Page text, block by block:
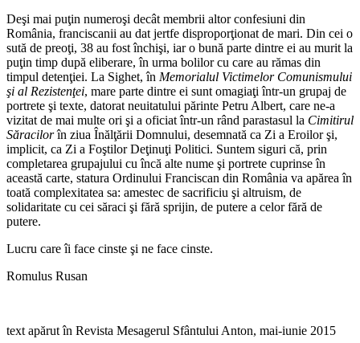
Deşi mai puţin numeroşi decât membrii altor confesiuni din
România, franciscanii au dat jertfe disproporţionat de mari. Din cei o
sută de preoţi, 38 au fost închişi, iar o bună parte dintre ei au murit la
puţin timp după eliberare, în urma bolilor cu care au rămas din
timpul detenţiei. La Sighet, în Memorialul Victimelor Comunismului
şi al Rezistenţei, mare parte dintre ei sunt omagiaţi într-un grupaj de
portrete şi texte, datorat neuitatului părinte Petru Albert, care ne-a
vizitat de mai multe ori şi a oficiat într-un rând parastasul la Cimitirul
Săracilorîn ziua Înălţării Domnului, desemnată ca Zi a Eroilor şi,
implicit, ca Zi a Foştilor Deţinuţi Politici. Suntem siguri că, prin
completarea grupajului cu încă alte nume şi portrete cuprinse în
această carte, statura Ordinului Franciscan din România va apărea în
toată complexitatea sa: amestec de sacrificiu şi altruism, de
solidaritate cu cei săraci şi fără sprijin, de putere a celor fără de
putere.
Lucru care îi face cinste şi ne face cinste.
Romulus Rusan
text apărut în Revista Mesagerul Sfântului Anton, mai-iunie 2015